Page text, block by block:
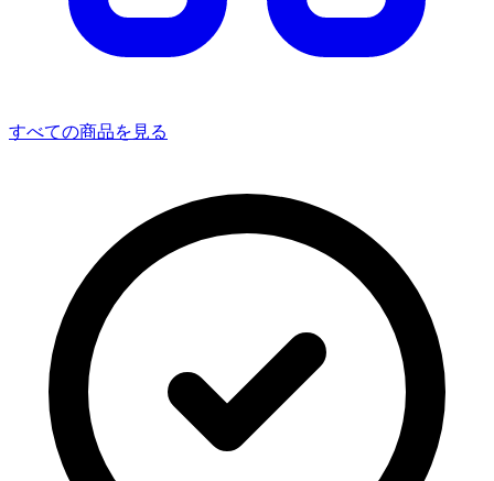
すべての商品を見る